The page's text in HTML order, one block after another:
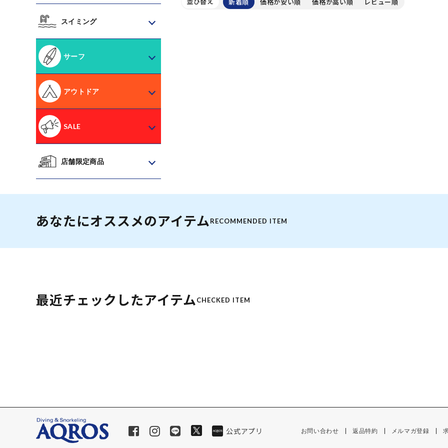
スイミング
サーフ
アウトドア
SALE
店舗限定商品
あなたにオススメのアイテムRECOMMENDED ITEM
最近チェックしたアイテムCHECKED ITEM
公式アプリ お問い合わせ 返品特約 メルマガ登録